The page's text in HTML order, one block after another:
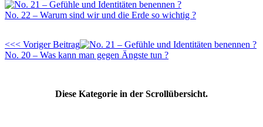
No. 22 – Warum sind wir und die Erde so wichtig ?
<<< Voriger Beitrag
No. 20 – Was kann man gegen Ängste tun ?
Diese Kategorie in der Scrollübersicht.